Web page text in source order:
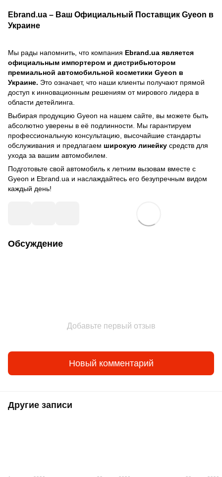
Ebrand.ua – Ваш Официальный Поставщик Gyeon в
Украине
Мы рады напомнить, что компания Ebrand.ua является
официальным импортером и дистрибьютором
премиальной автомобильной косметики Gyeon в
Украине. Это означает, что наши клиенты получают прямой
доступ к инновационным решениям от мирового лидера в
области детейлинга.
Выбирая продукцию Gyeon на нашем сайте, вы можете быть
абсолютно уверены в её подлинности. Мы гарантируем
профессиональную консультацию, высочайшие стандарты
обслуживания и предлагаем широкую линейку средств для
ухода за вашим автомобилем.
Подготовьте свой автомобиль к летним вызовам вместе с
Gyeon и Ebrand.ua и наслаждайтесь его безупречным видом
каждый день!
Обсуждение
Добавьте первый отзыв
Новый комментарий
Другие записи